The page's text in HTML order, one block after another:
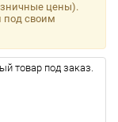
цены).
под своим
товар под заказ.